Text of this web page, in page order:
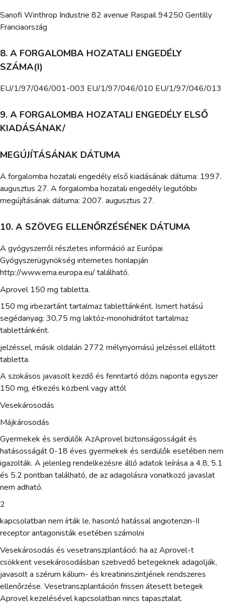
Sanofi Winthrop Industrie 82 avenue Raspail 94250 Gentilly
Franciaország
8. A FORGALOMBA HOZATALI ENGEDÉLY
SZÁMA(I)
EU/1/97/046/001-003 EU/1/97/046/010 EU/1/97/046/013
9. A FORGALOMBA HOZATALI ENGEDÉLY ELSŐ
KIADÁSÁNAK/
MEGÚJÍTÁSÁNAK DÁTUMA
A forgalomba hozatali engedély első kiadásának dátuma: 1997.
augusztus 27. A forgalomba hozatali engedély legutóbbi
megújításának dátuma: 2007. augusztus 27.
10. A SZÖVEG ELLENŐRZÉSÉNEK DÁTUMA
A gyógyszerről részletes információ az Európai
Gyógyszerügynökség internetes honlapján
http://www.ema.europa.eu/ található.
Aprovel 150 mg tabletta.
150 mg irbezartánt tartalmaz tablettánként. Ismert hatású
segédanyag: 30,75 mg laktóz-monohidrátot tartalmaz
tablettánként.
jelzéssel, másik oldalán 2772 mélynyomású jelzéssel ellátott
tabletta.
A szokásos javasolt kezdő és fenntartó dózis naponta egyszer
150 mg, étkezés közbenl vagy attól
Vesekárosodás
Májkárosodás
Gyermekek és serdülők AzAprovel biztonságosságát és
hatásosságát 0-18 éves gyermekek és serdülők esetében nem
igazolták. A jelenleg rendelkezésre álló adatok leírása a 4.8, 5.1
és 5.2 pontban található, de az adagolásra vonatkozó javaslat
nem adható.
2
kapcsolatban nem írták le, hasonló hatással angiotenzin-II
receptor antagonisták esetében számolni
Vesekárosodás és vesetranszplantáció: ha az Aprovel-t
csökkent vesekárosodásban szebvedő betegeknek adagolják,
javasolt a szérum kálium- és kreatininszintjének rendszeres
ellenőrzése. Vesetranszplantáción frissen átesett betegek
Aprovel kezelésével kapcsolatban nincs tapasztalat.